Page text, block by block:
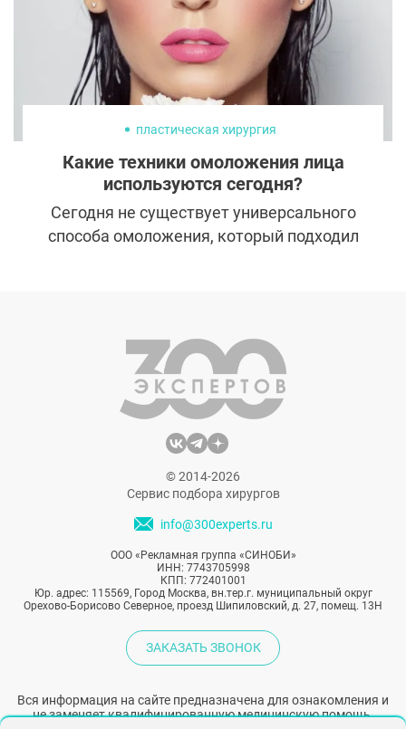
результат.
пластическая хирургия
Какие техники омоложения лица
используются сегодня?
Сегодня не существует универсального
способа омоложения, который подходил
фейслифтинга, позволяющих эффективно
решать индивидуальные задачи каждого
пациента. О двух самых популярных из них
— эндоскопическом лифтинге и круговой
подтяжке лица нам рассказал эксперт,
врач высшей категории, кандидат
медицинских наук, пластический хирург
Леликов Андрей Славович.
© 2014-2026
Сервис подбора хирургов
info@300experts.ru
ООО «Рекламная группа «СИНОБИ»
ИНН: 7743705998
КПП: 772401001
Юр. адрес: 115569, Город Москва, вн.тер.г. муниципальный округ
Орехово-Борисово Северное, проезд Шипиловский, д. 27, помещ. 13Н
ЗАКАЗАТЬ ЗВОНОК
Вся информация на сайте предназначена для ознакомления и
не заменяет квалифицированную медицинскую помощь.